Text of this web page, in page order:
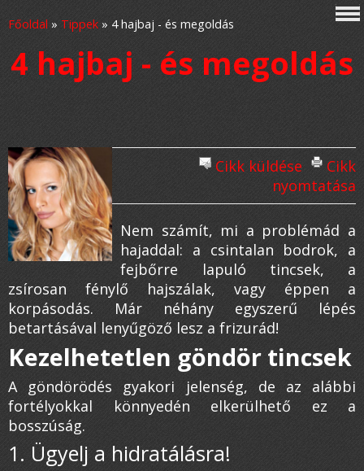
Főoldal » Tippek » 4 hajbaj - és megoldás
4 hajbaj - és megoldás
Cikk küldése
Cikk
nyomtatása
Nem számít, mi a problémád a
hajaddal: a csintalan bodrok, a
fejbőrre lapuló tincsek, a
zsírosan fénylő hajszálak, vagy éppen a
korpásodás. Már néhány egyszerű lépés
betartásával lenyűgöző lesz a frizurád!
Kezelhetetlen göndör tincsek
A göndörödés gyakori jelenség, de az alábbi
fortélyokkal könnyedén elkerülhető ez a
bosszúság.
1. Ügyelj a hidratálásra!